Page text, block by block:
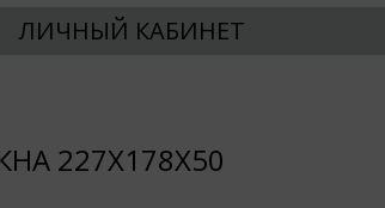
ЛИЧНЫЙ КАБИНЕТ
227Х178Х50